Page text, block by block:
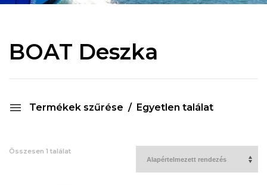
BOAT Deszka
Termékek szűrése Egyetlen találat
Összesen 1 találat